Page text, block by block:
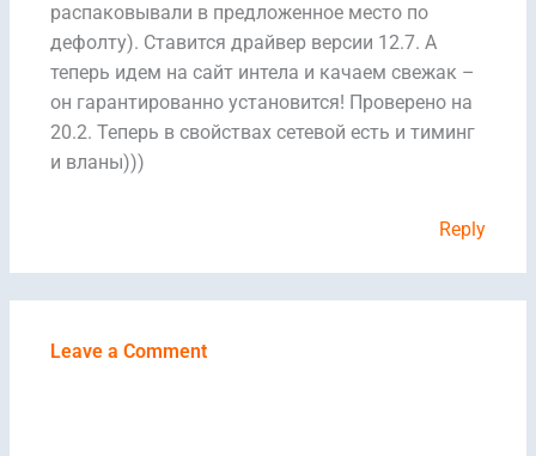
распаковывали в предложенное место по
дефолту). Ставится драйвер версии 12.7. А
теперь идем на сайт интела и качаем свежак –
он гарантированно установится! Проверено на
20.2. Теперь в свойствах сетевой есть и тиминг
и вланы)))
Reply
Leave a Comment